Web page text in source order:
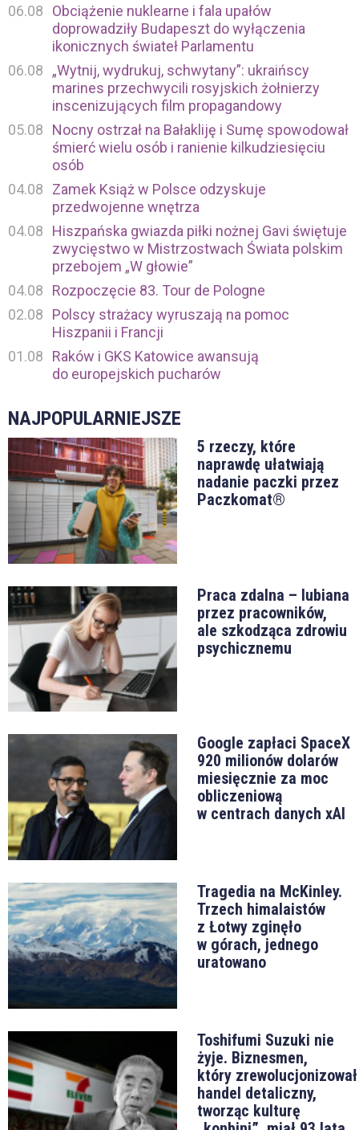
06.08
Obciążenie nuklearne i fala upałów
doprowadziły Budapeszt do wyłączenia
ikonicznych świateł Parlamentu
06.08
„Wytnij, wydrukuj, schwytany”: ukraińscy
marines przechwycili rosyjskich żołnierzy
inscenizujących film propagandowy
05.08
Nocny ostrzał na Bałakliję i Sumę spowodował
śmierć wielu osób i ranienie kilkudziesięciu
osób
04.08
Zamek Książ w Polsce odzyskuje
przedwojenne wnętrza
04.08
Hiszpańska gwiazda piłki nożnej Gavi świętuje
zwycięstwo w Mistrzostwach Świata polskim
przebojem „W głowie”
04.08
Rozpoczęcie 83. Tour de Pologne
02.08
Polscy strażacy wyruszają na pomoc
Hiszpanii i Francji
01.08
Raków i GKS Katowice awansują
do europejskich pucharów
NAJPOPULARNIEJSZE
5 rzeczy, które
naprawdę ułatwiają
nadanie paczki przez
Paczkomat®
Praca zdalna – lubiana
przez pracowników,
ale szkodząca zdrowiu
psychicznemu
Google zapłaci SpaceX
920 milionów dolarów
miesięcznie za moc
obliczeniową
w centrach danych xAI
Tragedia na McKinley.
Trzech himalaistów
z Łotwy zginęło
w górach, jednego
uratowano
Toshifumi Suzuki nie
żyje. Biznesmen,
który zrewolucjonizował
handel detaliczny,
tworząc kulturę